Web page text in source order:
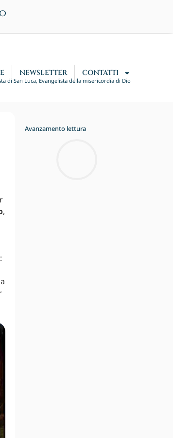
NEWSLETTER CONTATTI
di San Luca, Evangelista della misericordia di Dio
,
Avanzamento lettura